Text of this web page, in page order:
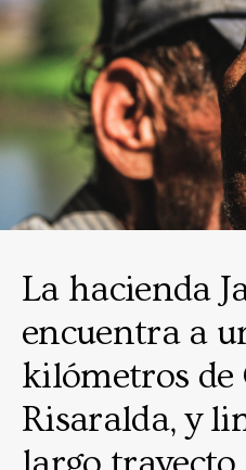
La hacienda
encuentra a
kilómetros
Risaralda, y